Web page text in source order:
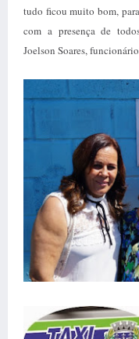
tudo ficou muito bom,
com a presença de
Joelson Soares,